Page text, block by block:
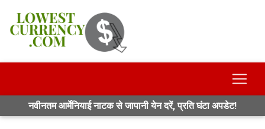
नवीनतम आर्मेनियाई नाटक से जापानी येन दरें, प्रति घंटा अपडेट!